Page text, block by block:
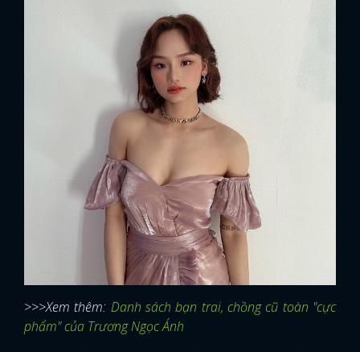
>>>Xem thêm: Danh sách bạn trai, chồng cũ toàn "cực
phẩm" của Trương Ngọc Ánh